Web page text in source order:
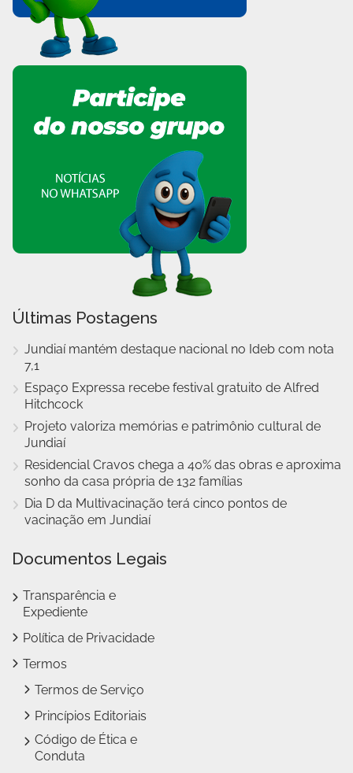
Últimas Postagens
Jundiaí mantém destaque nacional no Ideb com nota
7,1
Espaço Expressa recebe festival gratuito de Alfred
Hitchcock
Projeto valoriza memórias e patrimônio cultural de
Jundiaí
Residencial Cravos chega a 40% das obras e aproxima
sonho da casa própria de 132 famílias
Dia D da Multivacinação terá cinco pontos de
vacinação em Jundiaí
Documentos Legais
Transparência e
Expediente
Política de Privacidade
Termos
Termos de Serviço
Princípios Editoriais
Código de Ética e
Conduta